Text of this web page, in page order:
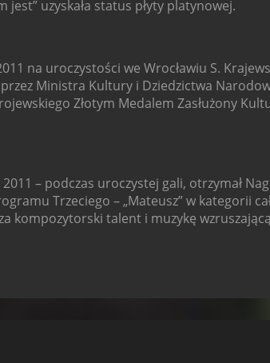
jest” uzyskała status płyty platynowej.
na uroczystości we Wrocławiu S.
Ministra Kultury i Dziedzictwa
Złotym Medalem Zasłużony
– podczas uroczystej gali, otrzymał
Trzeciego – „Mateusz” w kategorii
kompozytorski talent i muzykę